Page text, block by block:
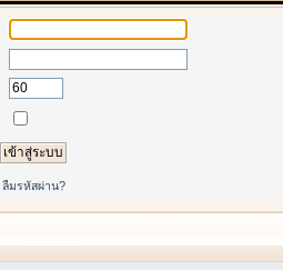
ลืมรหัสผ่าน?